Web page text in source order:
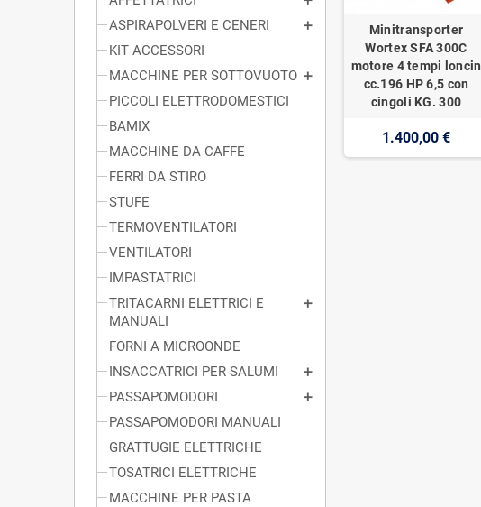
ASPIRAPOLVERI E CENERI
KIT ACCESSORI
MACCHINE PER SOTTOVUOTO
PICCOLI ELETTRODOMESTICI
BAMIX
MACCHINE DA CAFFE
FERRI DA STIRO
STUFE
TERMOVENTILATORI
VENTILATORI
IMPASTATRICI
TRITACARNI ELETTRICI E
MANUALI
FORNI A MICROONDE
INSACCATRICI PER SALUMI
PASSAPOMODORI
PASSAPOMODORI MANUALI
GRATTUGIE ELETTRICHE
TOSATRICI ELETTRICHE
MACCHINE PER PASTA
Minitransporter
Wortex SFA 300C
motore 4 tempi loncin
cc.196 HP 6,5 con
cingoli KG. 300
1.400,00 €